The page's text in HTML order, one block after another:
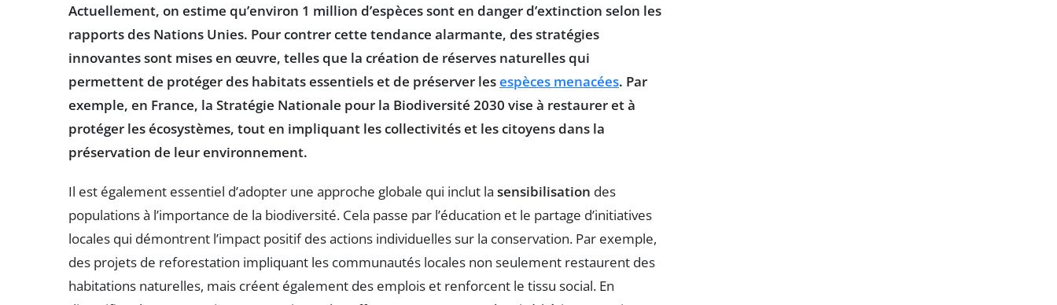
Actuellement, on estime qu’environ 1 million d’espècessont en danger d’extinction selon les
rapports des Nations Unies. Pour contrer cette tendance alarmante, desstratégies
innovantessont mises en œuvre, telles que la création de réserves naturellesqui
permettent de protéger des habitats essentiels et de préserver lesespèces menacées. Par
exemple, en France, la Stratégie Nationale pour la Biodiversité 2030 vise à restaurer et à
protéger les écosystèmes, tout en impliquant les collectivités et les citoyens dans la
préservation de leur environnement.
Il est également essentiel d’adopter une approche globale qui inclut la sensibilisation des
populations à l’importance de la biodiversité. Cela passe par l’éducation et le partage d’initiatives
locales qui démontrent l’impact positif des actions individuelles sur la conservation. Par exemple,
des projets de reforestation impliquant les communautés locales non seulement restaurent des
habitations naturelles, mais créent également des emplois et renforcent le tissu social. En